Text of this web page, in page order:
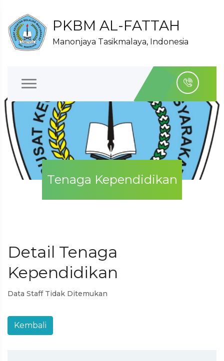
PKBM AL-FATTAH
Manonjaya Tasikmalaya, Indonesia
Tenaga Kependidikan
Detail Tenaga
Kependidikan
Data Staff Tidak Ditemukan